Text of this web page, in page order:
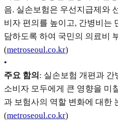
음. 실손보험은 우선지급제와
비자 편의를 높이고, 간병비는
담하도록 하여 국민의 의료비
(metroseoul.co.kr)
•
주요 함의 : 실손보험 개편과
소비자 모두에게 큰 영향을 미
과 보험사의 역할 변화에 대한
(metroseoul.co.kr)